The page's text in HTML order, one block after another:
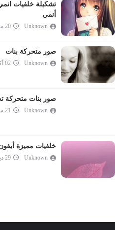
تشكيلة خلفيات
أنمي
Unknown 20 مايو 2026
صور متحركة بنات
Unknown 02 أكتوبر 2025
صور بنات متحركة
Unknown 21 سبتمبر 2025
خلفيات مميزة أيفون 15
Unknown 29 ديسمبر 2023